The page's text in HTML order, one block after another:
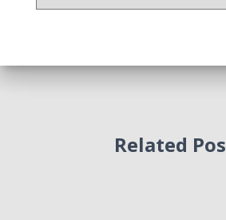
Related